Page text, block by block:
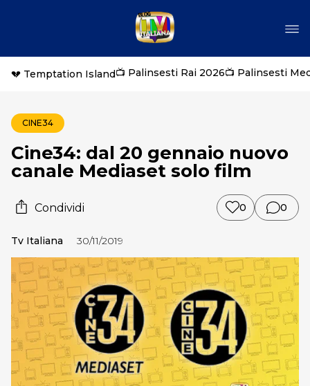
💔 Temptation Island📺 Palinsesti Rai 2026📺 Palinsesti
CINE34
Cine34: dal 20 gennaio nuovo
canale Mediaset solo film
Condividi 0 0
Tv Italiana 30/11/2019